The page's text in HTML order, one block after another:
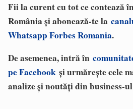
Fii la curent cu tot ce contează
România și abonează-te la
Whatsapp Forbes Romania.
De asemenea, intră în
pe Facebook și urmărește cele
analize și noutăți din business-